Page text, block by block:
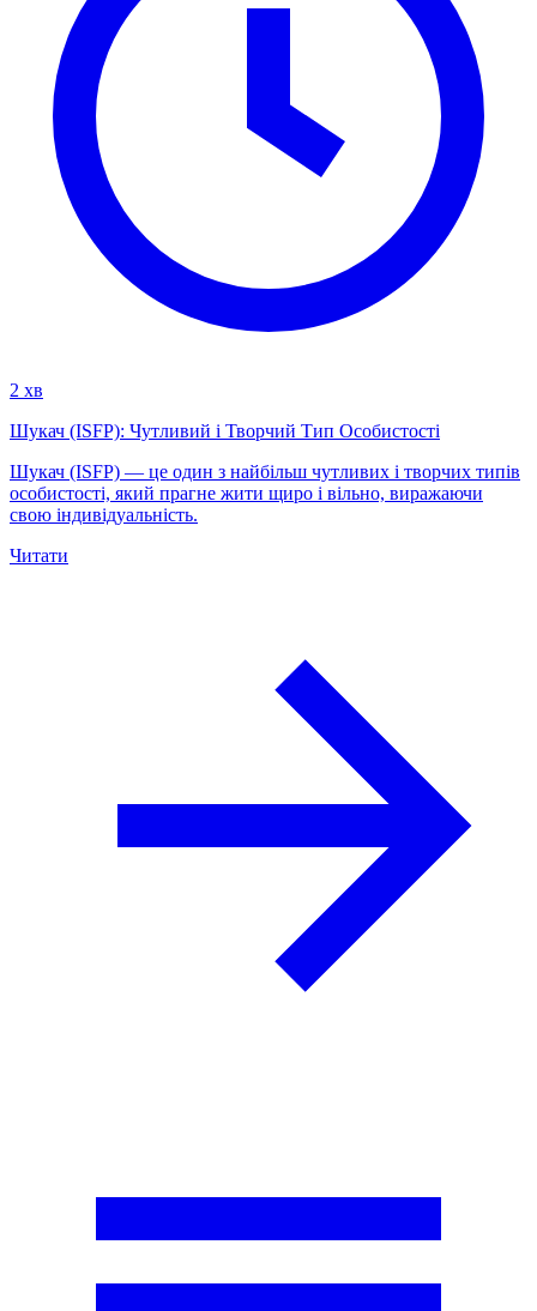
2 хв
Шукач (ISFP): Чутливий і Творчий Тип Особистості
Шукач (ISFP) — це один з найбільш чутливих і творчих типів
особистості, який прагне жити щиро і вільно, виражаючи
свою індивідуальність.
Читати